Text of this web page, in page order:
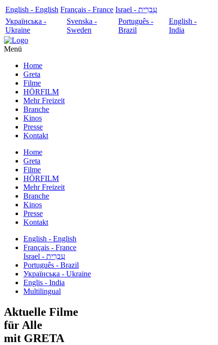
English - English Français - France
עִבְרִית - Israel
Українська -
Ukraine
Svenska -
Sweden
Português -
Brazil
English -
India
Menü
Home
Greta
Filme
HÖRFILM
Mehr Freizeit
Branche
Kinos
Presse
Kontakt
Home
Greta
Filme
HÖRFILM
Mehr Freizeit
Branche
Kinos
Presse
Kontakt
English - English
Français - France
עִבְרִית - Israel
Português - Brazil
Українська - Ukraine
Englis - India
Multilingual
Aktuelle Filme
für Alle
mit GRETA